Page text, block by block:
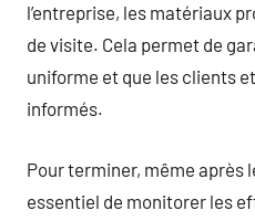
l’entreprise, les matériaux
de visite. Cela permet de
uniforme et que les clients
informés.
Pour terminer, même après
essentiel de monitorer les